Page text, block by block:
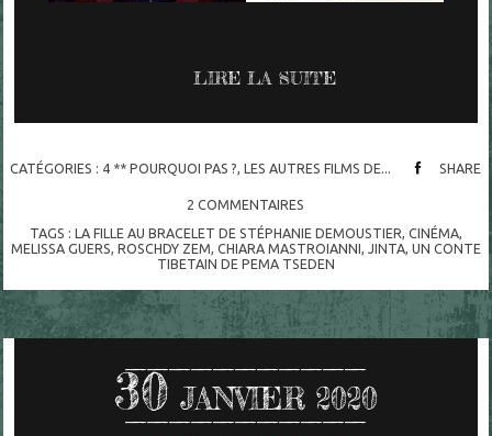
LIRE LA SUITE
CATÉGORIES : 4 ** POURQUOI PAS ?,LES AUTRES FILMS DE... SHARE
2 COMMENTAIRES
TAGS : LA FILLE AU BRACELET DE STÉPHANIE DEMOUSTIER, CINÉMA,
MELISSA GUERS, ROSCHDY ZEM, CHIARA MASTROIANNI, JINTA, UN CONTE
TIBETAIN DE PEMA TSEDEN
30 JANVIER 2020